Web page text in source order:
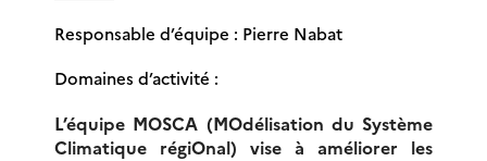
Responsable d’équipe : Pierre Nabat
Domaines d’activité :
L’équipe MOSCA (MOdélisation du Système
Climatique régiOnal) vise à améliorer les